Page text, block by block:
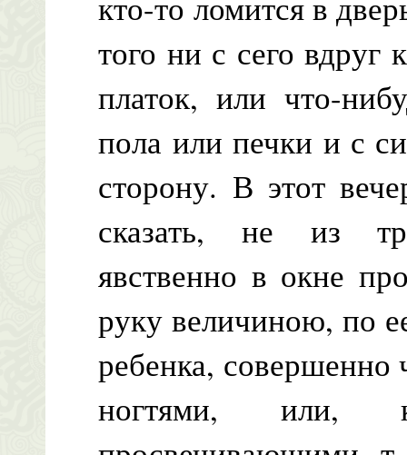
того ни с сего вдруг
платок, или что-
пола или печки и с
сторону. В этот
сказать, не из
явственно в окне
руку величиною, по
ребенка, совершенно
ногтями, или,